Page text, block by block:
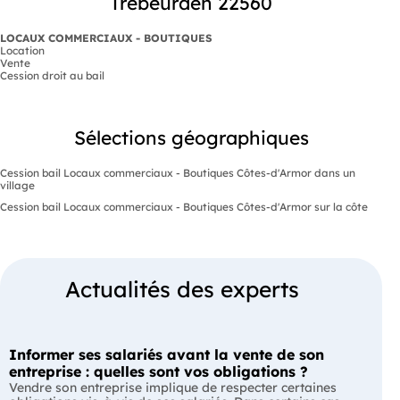
LOCAUX COMMERCIAUX - BOUTIQUES
Location
Vente
Cession droit au bail
Sélections géographiques
Cession bail Locaux commerciaux - Boutiques Côtes-d'Armor dans un
village
Cession bail Locaux commerciaux - Boutiques Côtes-d'Armor sur la côte
Actualités des experts
Informer ses salariés avant la vente de son
entreprise : quelles sont vos obligations ?
Vendre son entreprise implique de respecter certaines